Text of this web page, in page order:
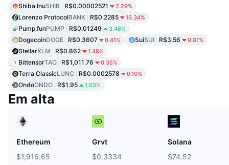
Shiba InuSHIB R$0.00002521 2.29%
Lorenzo ProtocolBANK R$0.2285 16.34%
Pump.funPUMP R$0.01249 3.46%
DogecoinDOGE R$0.3607 0.41% SuiSUI R$3.56 0.81%
StellarXLM R$0.862 1.48%
BittensorTAO R$1,011.76 0.35%
Terra ClassicLUNC R$0.0002578 0.10%
OndoONDO R$1.95 1.03%
Em alta
Ethereum
$1,916.65
Grvt
$0.3334
Solana
$74.52